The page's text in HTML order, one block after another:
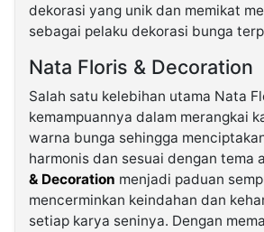
dekorasi yang unik dan memikat
sebagai pelaku dekorasi bunga
Nata Floris & Decoration
Salah satu kelebihan utama Nata
kemampuannya dalam merangkai
warna bunga sehingga
harmonis dan sesuai dengan tema
& Decoration menjadi paduan
mencerminkan keindahan dan
setiap karya seninya. Dengan